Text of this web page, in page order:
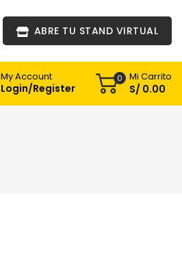
ABRE TU STAND VIRTUAL
My Account
Login/Register
0 Mi Carrito
S/ 0.00